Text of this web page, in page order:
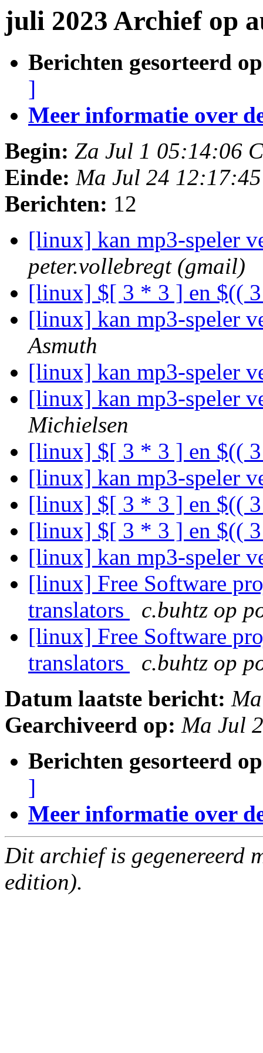
juli 2023 Archief op
Berichten gesorteerd
]
Meer informatie over
Begin: Za Jul 1 05:14:06
Einde: Ma Jul 24
Berichten: 12
[linux] kan mp3-speler
peter.vollebregt (gmail)
[linux] $[ 3 * 3 ] en $((
[linux] kan mp3-speler
Asmuth
[linux] kan mp3-speler
[linux] kan mp3-speler
Michielsen
[linux] $[ 3 * 3 ] en $((
[linux] kan mp3-speler
[linux] $[ 3 * 3 ] en $((
[linux] $[ 3 * 3 ] en $((
[linux] kan mp3-speler
[linux] Free Software
translators
c.buhtz op
[linux] Free Software
translators
c.buhtz op
Datum laatste bericht:
Gearchiveerd op: Ma Jul
Berichten gesorteerd
]
Meer informatie over
Dit archief is gegenereerd
edition).